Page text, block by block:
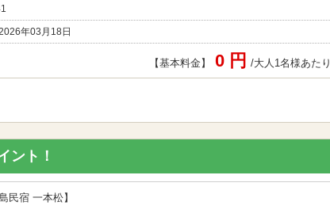
年03月18日
【基本料金】 0 円 /大人1名様あたり
ント！
民宿 一本松】